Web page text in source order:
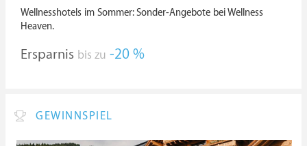
Wellnesshotels im Sommer: Sonder-Angebote bei Wellness
Heaven.
Ersparnis bis zu -20 %
GEWINNSPIEL